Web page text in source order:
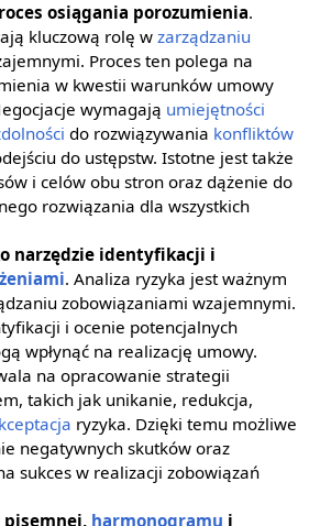
osiągania porozumienia.
kluczową rolę wzarządzaniu
Proces ten polega na
w kwestii warunków umowy
wymagają umiejętności
do rozwiązywania konfliktów
do ustępstw. Istotne jest także
i celów obu stron oraz dążenie do
rozwiązania dla wszystkich
narzędzie identyfikacji i
. Analiza ryzyka jest ważnym
zobowiązaniami wzajemnymi.
i ocenie potencjalnych
wpłynąć na realizację umowy.
na opracowanie strategii
takich jak unikanie, redukcja,
ryzyka. Dzięki temu możliwe
negatywnych skutków oraz
sukces w realizacji zobowiązań
pisemnej, harmonogramu i